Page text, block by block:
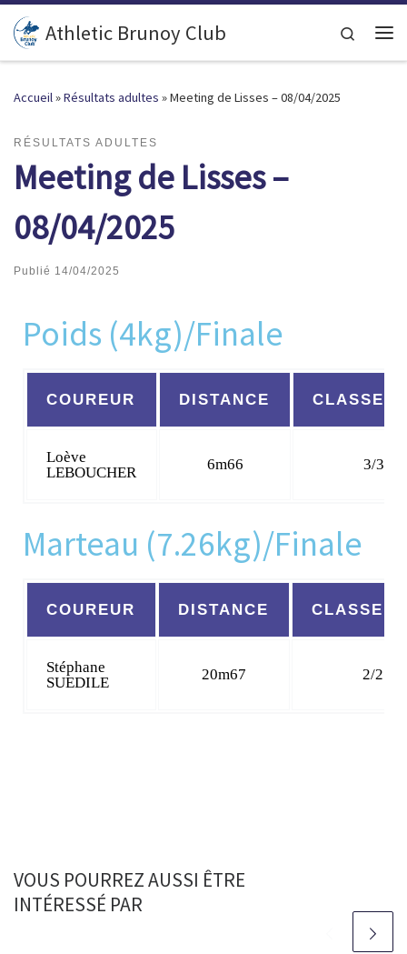
Passer au contenu
Athletic Brunoy Club Search
Accueil»Résultats adultes »Meeting de Lisses – 08/04/2025
RÉSULTATS ADULTES
Meeting de Lisses –
08/04/2025
Publié 14/04/2025
Poids (4kg)/Finale
COUREUR DISTANCE
Loève
LEBOUCHER
6m66 3/3
Marteau (7.26kg)/Finale
COUREUR DISTANCE
Stéphane
SUEDILE
20m67 2/2
VOUS POURREZ AUSSI ÊTRE
INTÉRESSÉ PAR